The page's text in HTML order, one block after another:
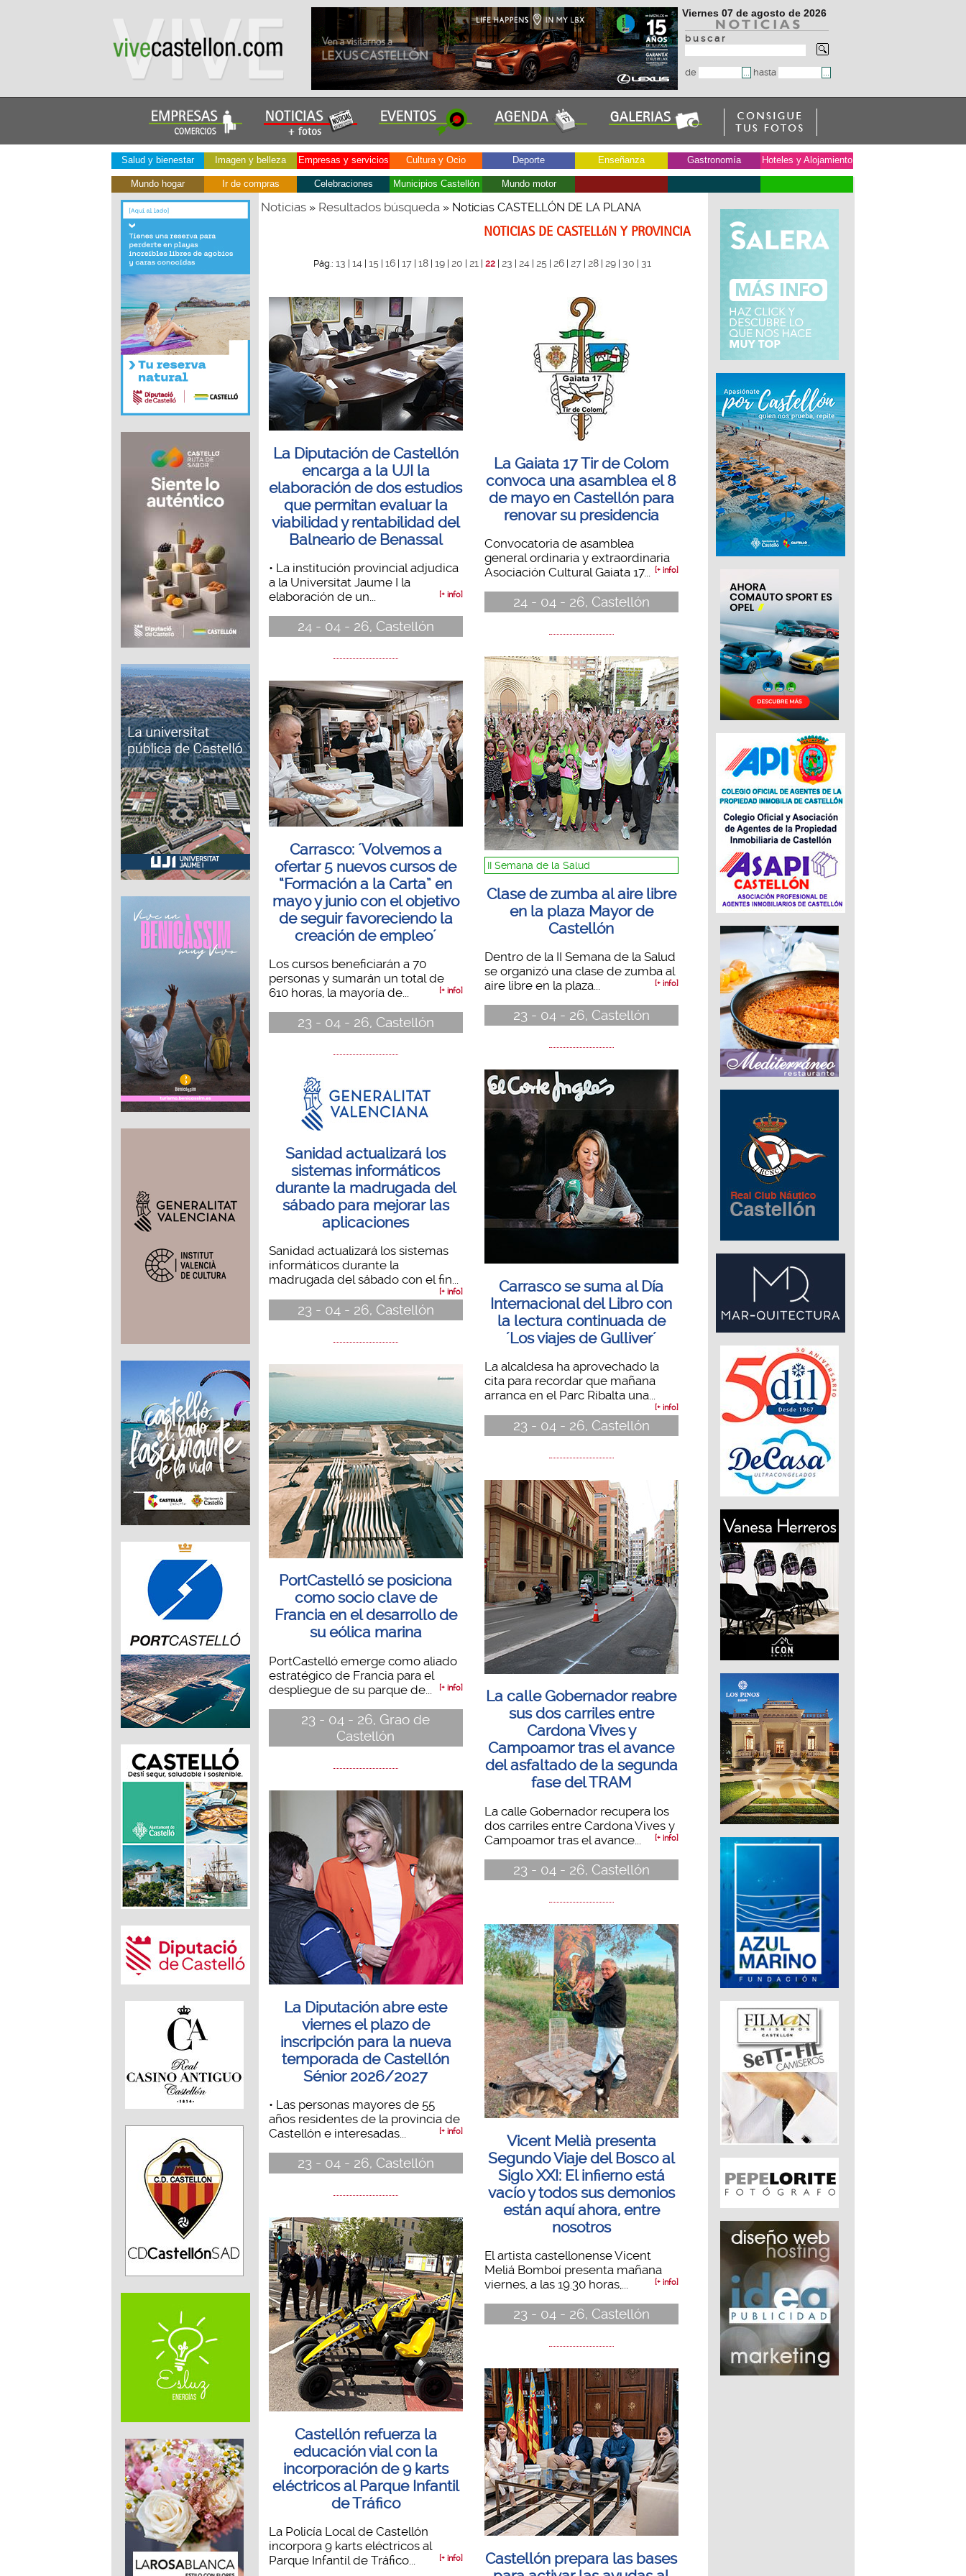
Viernes 07 de agosto de 2026
b u s c a r
de hasta
Salud y bienestar Imagen y belleza Empresas y servicios Cultura y Ocio Deporte Enseñanza Gastronomía Hoteles y Alojamiento
Mundo hogar Ir de compras Celebraciones Municipios Castellón Mundo motor
Noticias» Resultados búsqueda» Noticias CASTELLÓN DE LA PLANA
NOTICIAS DE CASTELLóN Y PROVINCIA
Pág.: 13 14 15 16 17 18 19 20 21 22 23 24 25 26 27 28 29 30 31
La Diputación de Castellón
encarga a la UJI la
elaboración de dos estudios
que permitan evaluar la
viabilidad y rentabilidad del
Balneario de Benassal
• La institución provincial adjudica
a la Universitat Jaume I la
elaboración de un...
[+ info]
24 - 04 - 26, Castellón
Carrasco: ´Volvemos a
ofertar 5 nuevos cursos de
“Formación a la Carta” en
mayo y junio con el objetivo
de seguir favoreciendo la
creación de empleo´
Los cursos beneficiarán a 70
personas y sumarán un total de
610 horas, la mayoría de...
[+ info]
23 - 04 - 26, Castellón
Sanidad actualizará los
sistemas informáticos
durante la madrugada del
sábado para mejorar las
aplicaciones
Sanidad actualizará los sistemas
informáticos durante la
madrugada del sábado con el fin...
[+ info]
23 - 04 - 26, Castellón
PortCastelló se posiciona
como socio clave de
Francia en el desarrollo de
su eólica marina
PortCastelló emerge como aliado
estratégico de Francia para el
despliegue de su parque de...
[+ info]
23 - 04 - 26, Grao de
Castellón
La Diputación abre este
viernes el plazo de
inscripción para la nueva
temporada de Castellón
Sénior 2026/2027
• Las personas mayores de 55
años residentes de la provincia de
Castellón e interesadas...
[+ info]
23 - 04 - 26, Castellón
Castellón refuerza la
educación vial con la
incorporación de 9 karts
eléctricos al Parque Infantil
de Tráfico
La Policía Local de Castellón
incorpora 9 karts eléctricos al
Parque Infantil de Tráfico...
[+ info]
La Gaiata 17 Tir de Colom
convoca una asamblea el 8
de mayo en Castellón para
renovar su presidencia
Convocatoria de asamblea
general ordinaria y extraordinaria
Asociación Cultural Gaiata 17...
[+ info]
24 - 04 - 26, Castellón
II Semana de la Salud
Clase de zumba al aire libre
en la plaza Mayor de
Castellón
Dentro de la II Semana de la Salud
se organizó una clase de zumba al
aire libre en la plaza...
[+ info]
23 - 04 - 26, Castellón
Carrasco se suma al Día
Internacional del Libro con
la lectura continuada de
´Los viajes de Gulliver´
La alcaldesa ha aprovechado la
cita para recordar que mañana
arranca en el Parc Ribalta una...
[+ info]
23 - 04 - 26, Castellón
La calle Gobernador reabre
sus dos carriles entre
Cardona Vives y
Campoamor tras el avance
del asfaltado de la segunda
fase del TRAM
La calle Gobernador recupera los
dos carriles entre Cardona Vives y
Campoamor tras el avance...
[+ info]
23 - 04 - 26, Castellón
Vicent Melià presenta
Segundo Viaje del Bosco al
Siglo XXI: El infierno está
vacío y todos sus demonios
están aquí ahora, entre
nosotros
El artista castellonense Vicent
Meliá Bomboí presenta mañana
viernes, a las 19.30 horas,...
[+ info]
23 - 04 - 26, Castellón
Castellón prepara las bases